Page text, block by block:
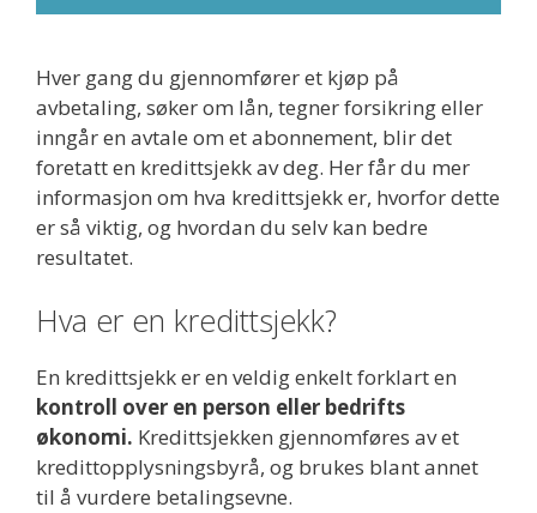
Hver gang du gjennomfører et kjøp på
avbetaling, søker om lån, tegner forsikring eller
inngår en avtale om et abonnement, blir det
foretatt en kredittsjekk av deg. Her får du mer
informasjon om hva kredittsjekk er, hvorfor dette
er så viktig, og hvordan du selv kan bedre
resultatet.
Hva er en kredittsjekk?
En kredittsjekk er en veldig enkelt forklart en
kontroll over en person eller bedrifts
økonomi. Kredittsjekken gjennomføres av et
kredittopplysningsbyrå, og brukes blant annet
til å vurdere betalingsevne.